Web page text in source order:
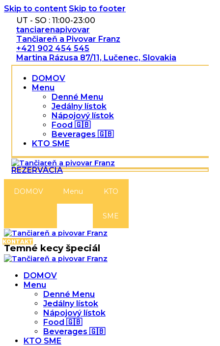
Skip to content Skip to footer
UT - SO : 11:00-23:00
tanciarenapivovar
Tančiareň a Pivovar Franz
+421 902 454 545
Martina Rázusa 87/11, Lučenec, Slovakia
DOMOV
Menu
Denné Menu
Jedálny lístok
Nápojový lístok
Food 🇬🇧
Beverages 🇬🇧
KTO SME
REZERVÁCIA
DOMOV Menu KTO
SME
KONTAKT
Temné kecy špeciál
DOMOV
Menu
Denné Menu
Jedálny lístok
Nápojový lístok
Food 🇬🇧
Beverages 🇬🇧
KTO SME